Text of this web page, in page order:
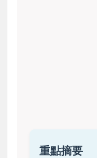
重點摘要